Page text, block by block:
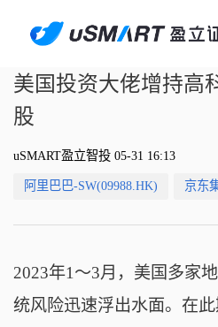
美国投资大佬增持高
股
uSMART盈立智投 05-31 16:13
阿里巴巴-SW(09988.HK) 京东
2023年1～3月，美国多家
统风险迅速浮出水面。在